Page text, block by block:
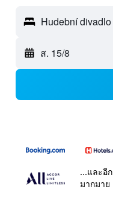
ส. 15/8
...และอีก
มากมาย